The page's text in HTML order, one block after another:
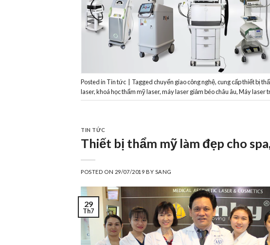
Posted in Tin tức Taggedchuyển giao công nghệ,cung cấp thiết bị
laser,khoá học thẩm mỹ laser,máy laser giảm béo châu âu,Máy laser
TIN TỨC
Thiết bị thẩm mỹ làm đẹp cho
POSTED ON 29/07/2019 BY SANG
29
Th7